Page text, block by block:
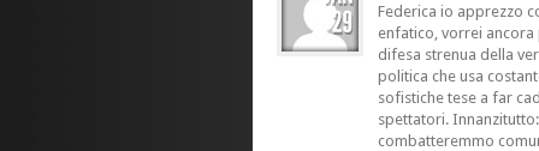
Federica io apprezzo
enfatico, vorrei
difesa strenua della
politica che usa
sofistiche tese a far
spettatori.
combatteremmo